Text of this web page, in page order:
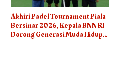
Akhiri Padel Tournament Piala
Bersinar 2026, Kepala BNN RI
Dorong Generasi Muda Hidup